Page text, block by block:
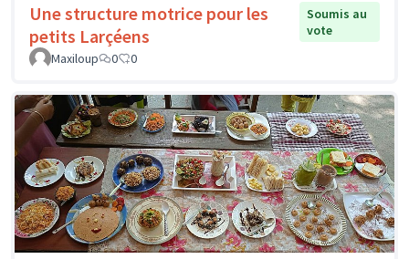
Une structure motrice pour les
petits Larçéens
Soumis au
vote
Maxiloup
0 0